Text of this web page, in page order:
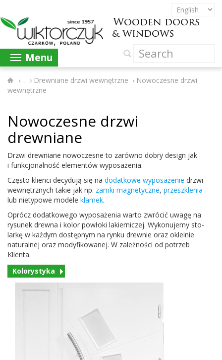
Menu
› Drewniane drzwi wewnętrzne › Nowoczesne drzwi
wewnętrzne
Nowoczesne drzwi
drewniane
Drzwi drew­ni­ane nowoczesne to zarówno dobry design jak
i funkcjon­al­ność ele­men­tów wyposażenia.
Często klienci decy­dują się na dodatkowe wyposaże­nie drzwi
wewnętrznych takie jak np. zamki mag­ne­ty­czne, przeszk­le­nia
lub niety­powe mod­ele klamek.
Oprócz dodatkowego wyposaże­nia warto zwró­cić uwagę na
rysunek drewna i kolor powłoki lakier­niczej. Wykonu­jemy sto­
larkę w każdym dostęp­nym na rynku drewnie oraz okleinie
nat­u­ral­nej oraz mody­fikowanej. W zależności od potrzeb
Klienta.
Kolorystyka